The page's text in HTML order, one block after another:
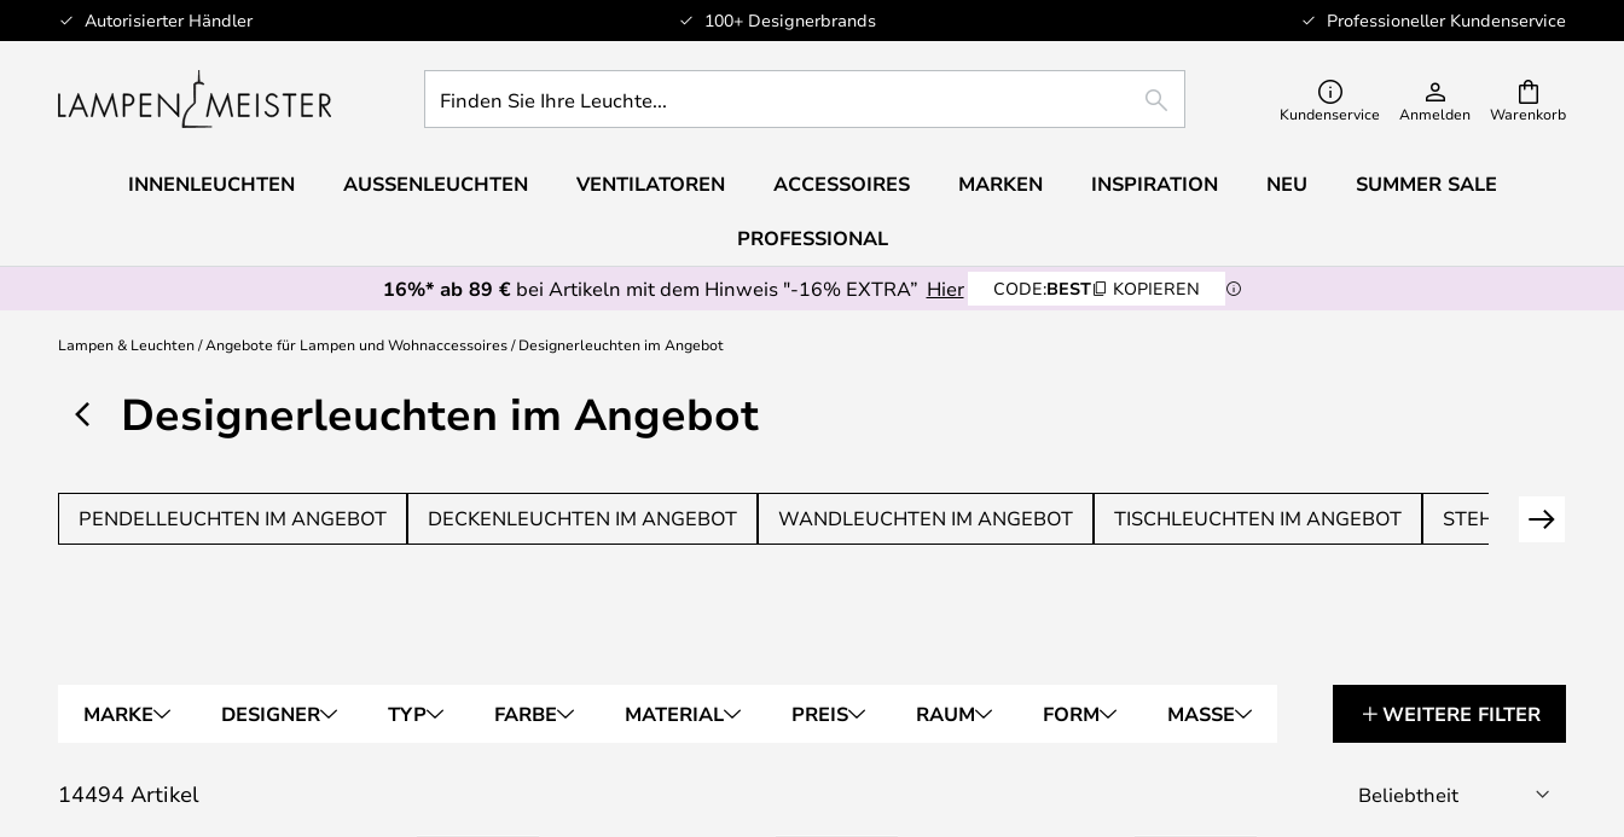
Autorisierter Händler 100+ Designerbrands Professioneller Kundenservice
Zum
Inhalt
Warenkorb
Sie
Leuchte...
SUCHE Kundenservice Anmelden
INNENLEUCHTEN AUSSENLEUCHTEN VENTILATOREN ACCESSOIRES MARKEN INSPIRATION NEU SUMMER SALE
PROFESSIONAL
16%* ab 89 €bei Artikeln mit dem Hinweis "-16% EXTRA” Hier CODE:BEST KOPIEREN
Lampen & Leuchten Angebote für Lampen und Wohnaccessoires Designerleuchten im Angebot
Designerleuchten im Angebot
PENDELLEUCHTEN IM ANGEBOT DECKENLEUCHTEN IM ANGEBOT WANDLEUCHTEN IM ANGEBOT TISCHLEUCHTEN IM ANGEBOT STEHLEUCHTEN
MARKE DESIGNER TYP FARBE MATERIAL PREIS RAUM FORM MASSE WEITERE FILTER
14494 Artikel